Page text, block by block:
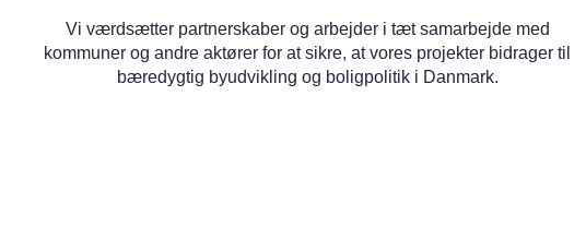
Vi værdsætter partnerskaber og arbejder i tæt samarbejde med
kommuner og andre aktører for at sikre, at vores projekter bidrager til
bæredygtig byudvikling og boligpolitik i Danmark.